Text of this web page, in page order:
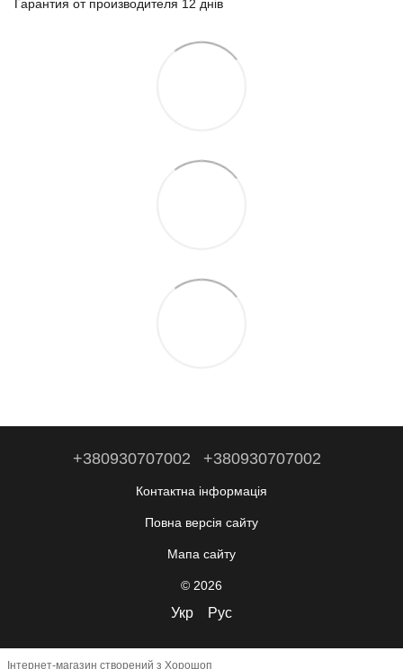
Гарантия от производителя 12 днів
+380930707002 +380930707002
Контактна інформація
Повна версія сайту
Мапа сайту
© 2026
Укр Рус
Інтернет-магазин створений з Хорошоп